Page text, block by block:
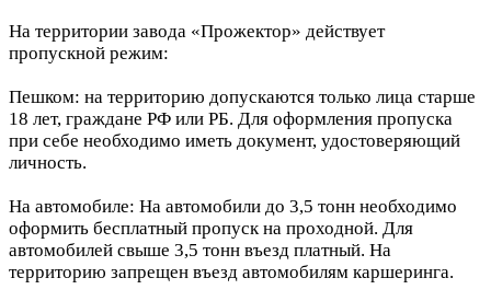
На территории завода «Прожектор» действует
пропускной режим:
Пешком: на территорию допускаются только лица старше
18 лет, граждане РФ или РБ. Для оформления пропуска
при себе необходимо иметь документ, удостоверяющий
личность.
На автомобиле: На автомобили до 3,5 тонн необходимо
оформить бесплатный пропуск на проходной. Для
автомобилей свыше 3,5 тонн въезд платный. На
территорию запрещен въезд автомобилям каршеринга.